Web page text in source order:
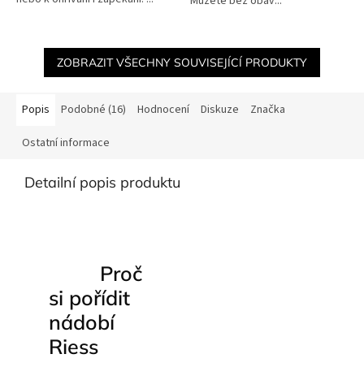
ZOBRAZIT VŠECHNY SOUVISEJÍCÍ PRODUKTY
Popis Podobné (16) Hodnocení Diskuze Značka
Ostatní informace
Detailní popis produktu
Proč
si pořídit
nádobí
Riess